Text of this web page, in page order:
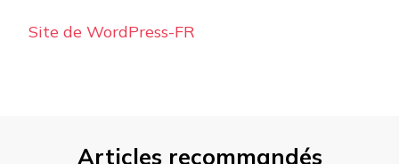
Site de WordPress-FR
Articles recommandés